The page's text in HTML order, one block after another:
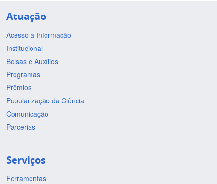
Atuação
Acesso à Informação
Institucional
Bolsas e Auxílios
Programas
Prêmios
Popularização da Ciência
Comunicação
Parcerias
Serviços
Ferramentas